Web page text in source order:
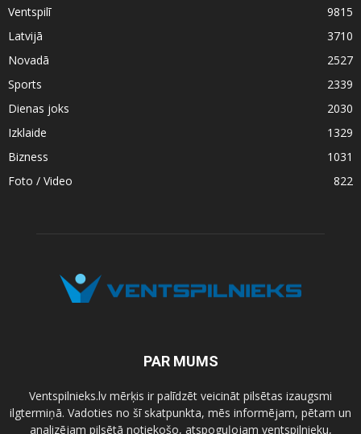
Ventspilī
9815
Latvijā
3710
Novadā
2527
Sports
2339
Dienas joks
2030
Izklaide
1329
Bizness
1031
Foto / Video
822
PAR MUMS
Ventspilnieks.lv mērķis ir palīdzēt veicināt pilsētas izaugsmi
ilgtermiņā. Vadoties no šī skatpunkta, mēs informējam, pētam un
analizējam pilsētā notiekošo, atspoguļojam ventspilnieku,